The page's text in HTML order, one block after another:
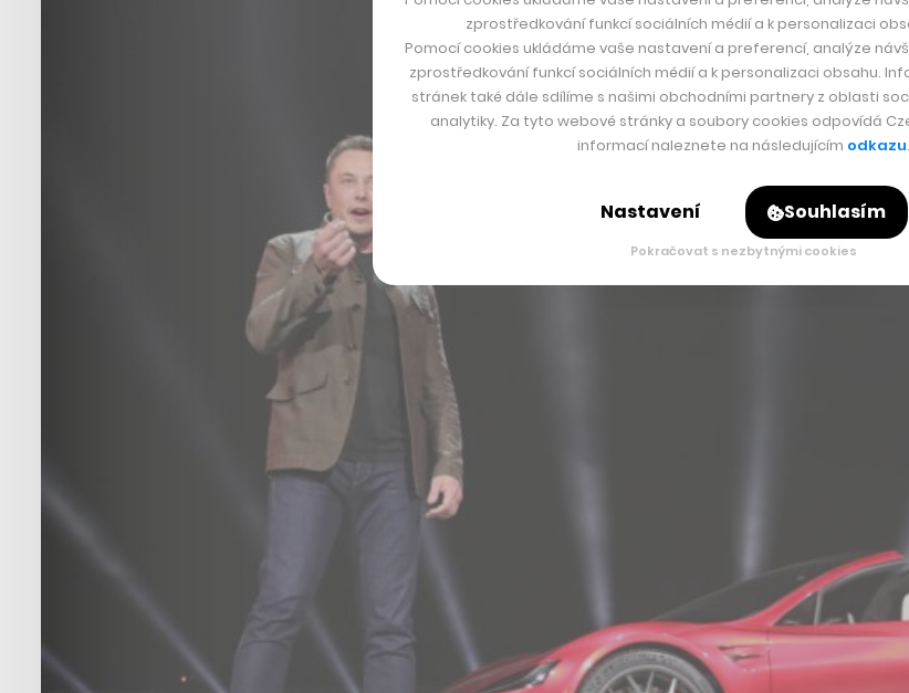
zprostředkování funkcí sociálních médií a k personalizaci
Pomocí cookies ukládáme vaše nastavení a preferencí, analýze
zprostředkování funkcí sociálních médií a k personalizaci obsahu.
stránek také dále sdílíme s našimi obchodními partnery z oblasti
analytiky. Za tyto webové stránky a soubory cookies odpovídá
informací naleznete na následujícím odkazu.
Nastavení Souhlasím
Pokračovat s nezbytnými cookies